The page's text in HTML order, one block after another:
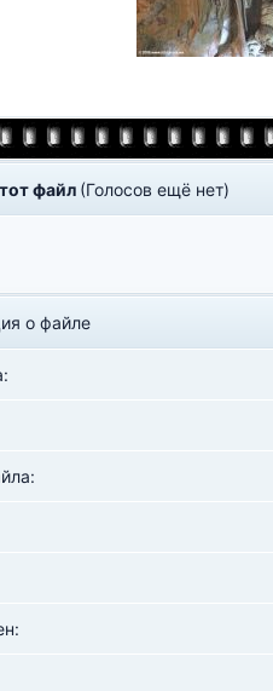
файл (Голосов ещё нет)
о файле